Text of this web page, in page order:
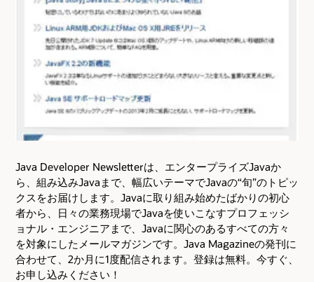
Java Developer Newsletterは、エンタープライズJavaか
ら、組み込みJavaまで、幅広いテーマでJavaの“旬”のトピッ
クスをお届けします。Javaに取り組み始めたばかりの初心
者から、日々の業務現場でJavaを使いこなすプロフェッシ
ョナル・エンジニアまで、Javaに関心のあるすべての方々
を対象にしたメールマガジンです。Java Magazineの発刊に
合わせて、2か月に1度配信されます。登録は無料。今すぐ、
お申し込みください！